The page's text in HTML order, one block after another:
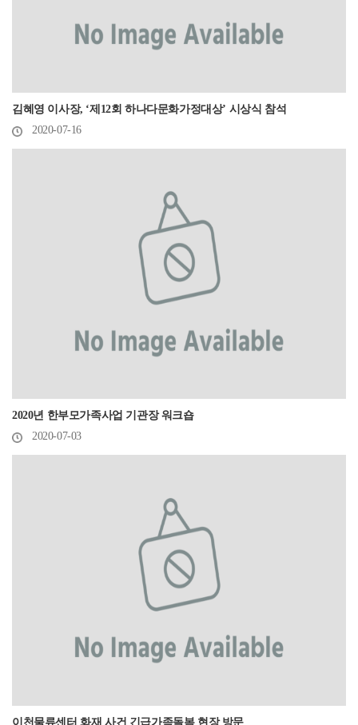
김혜영 이사장, ‘제12회 하나다문화가정대상’ 시상식 참석
2020-07-16
2020년 한부모가족사업 기관장 워크숍
2020-07-03
이천물류센터 화재 사건 긴급가족돌봄 현장 방문